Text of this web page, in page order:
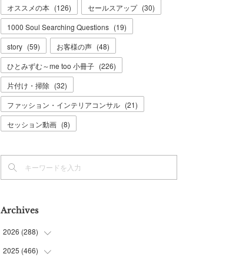
オススメの本 (126) セールスアップ (30)
1000 Soul Searching Questions (19)
story (59) お客様の声 (48)
ひとみずむ～me too 小冊子 (226)
片付け・掃除 (32)
ファッション・インテリアコンサル (21)
セッション動画 (8)
Archives
2026 (288)
(9)
2025 (466)